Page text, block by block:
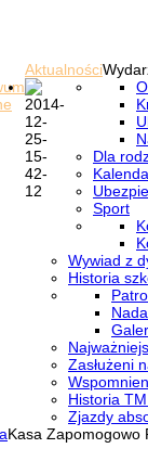
Aktualności
Dla
Sport
Wywiad z
Historia
Zasłużeni
Historia
Zjazdy
Kasa Zapomogowo